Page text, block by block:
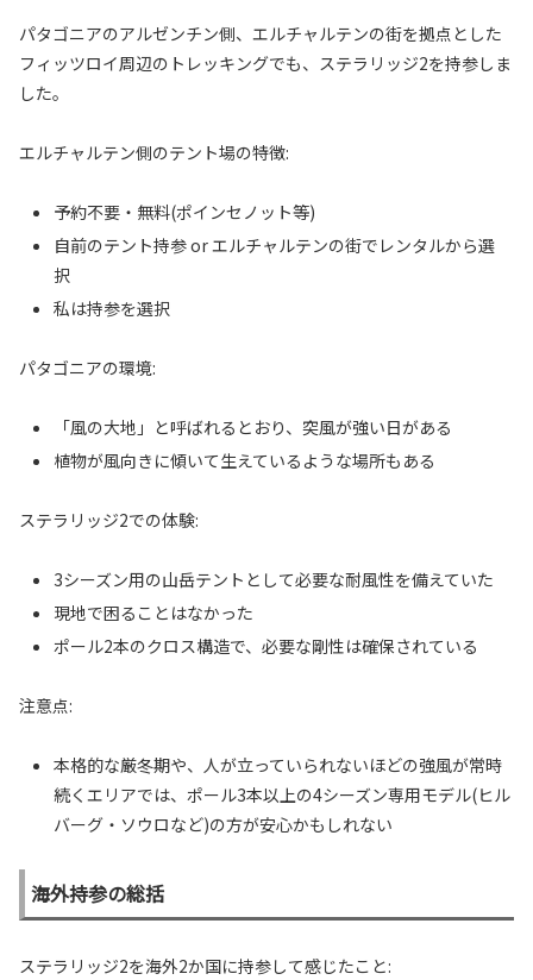
パタゴニアのアルゼンチン側、エルチャルテンの街を拠点とした
フィッツロイ周辺のトレッキングでも、ステラリッジ2を持参しま
した。
エルチャルテン側のテント場の特徴:
予約不要・無料(ポインセノット等)
自前のテント持参 or エルチャルテンの街でレンタルから選
択
私は持参を選択
パタゴニアの環境:
「風の大地」と呼ばれるとおり、突風が強い日がある
植物が風向きに傾いて生えているような場所もある
ステラリッジ2での体験:
3シーズン用の山岳テントとして必要な耐風性を備えていた
現地で困ることはなかった
ポール2本のクロス構造で、必要な剛性は確保されている
注意点:
本格的な厳冬期や、人が立っていられないほどの強風が常時
続くエリアでは、ポール3本以上の4シーズン専用モデル(ヒル
バーグ・ソウロなど)の方が安心かもしれない
海外持参の総括
ステラリッジ2を海外2か国に持参して感じたこと: